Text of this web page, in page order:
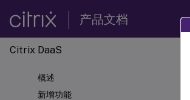
产品文档
Citrix DaaS
概述
新增功能